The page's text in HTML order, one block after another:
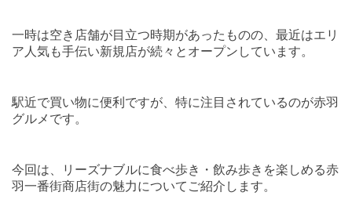
一時は空き店舗が目立つ時期があったものの、最近はエリ
ア人気も手伝い新規店が続々とオープンしています。
駅近で買い物に便利ですが、特に注目されているのが赤羽
グルメです。
今回は、リーズナブルに食べ歩き・飲み歩きを楽しめる赤
羽一番街商店街の魅力についてご紹介します。